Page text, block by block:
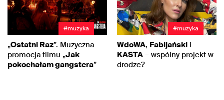
#muzyka
„Ostatni Raz”. Muzyczna
promocja filmu „Jak
pokochałam gangstera”
#muzyka
WdoWA, Fabijański i
KASTA – wspólny projekt w
drodze?